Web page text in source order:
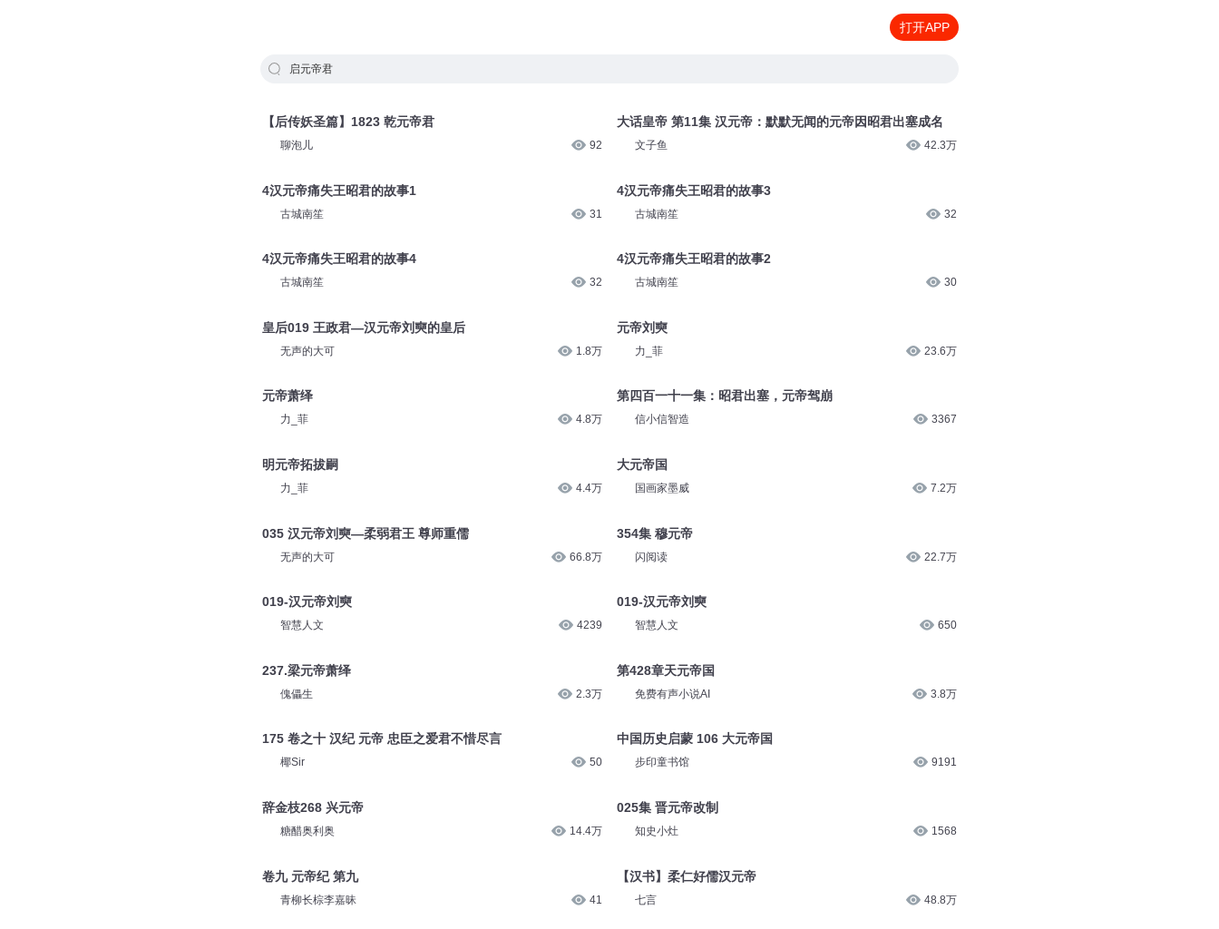
打开APP
启元帝君
【后传妖圣篇】1823 乾元帝君
聊泡儿 92
4汉元帝痛失王昭君的故事1
古城南笙 31
4汉元帝痛失王昭君的故事4
古城南笙 32
皇后019 王政君—汉元帝刘奭的皇后
无声的大可 1.8万
元帝萧绎
力_菲 4.8万
明元帝拓拔嗣
力_菲 4.4万
035 汉元帝刘奭—柔弱君王 尊师重儒
无声的大可 66.8万
019-汉元帝刘奭
智慧人文 4239
237.梁元帝萧绎
傀儡生 2.3万
175 卷之十 汉纪 元帝 忠臣之爱君不惜尽言
椰Sir 50
辞金枝268 兴元帝
糖醋奥利奥 14.4万
卷九 元帝纪 第九
青柳长棕李嘉昧 41
大话皇帝 第11集 汉元帝：默默无闻的元帝因昭君出塞成名
文子鱼 42.3万
4汉元帝痛失王昭君的故事3
古城南笙 32
4汉元帝痛失王昭君的故事2
古城南笙 30
元帝刘奭
力_菲 23.6万
第四百一十一集：昭君出塞，元帝驾崩
信小信智造 3367
大元帝国
国画家墨威 7.2万
354集 穆元帝
闪阅读 22.7万
019-汉元帝刘奭
智慧人文 650
第428章天元帝国
免费有声小说AI 3.8万
中国历史启蒙 106 大元帝国
步印童书馆 9191
025集 晋元帝改制
知史小灶 1568
【汉书】柔仁好儒汉元帝
七言 48.8万